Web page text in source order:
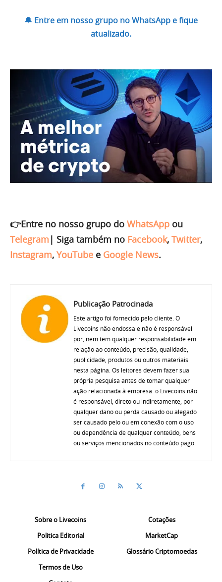
🔔 Entre em nosso grupo no WhatsApp e fique
atualizado.
👉Entre no nosso grupo do WhatsApp ou
Telegram | Siga também no Facebook, Twitter,
Instagram, YouTube e Google News.
Publicação Patrocinada
Este artigo foi fornecido pelo cliente. O
Livecoins não endossa e não é responsável
por, nem tem qualquer responsabilidade em
relação ao conteúdo, precisão, qualidade,
publicidade, produtos ou outros materiais
nesta página. Os leitores devem fazer sua
própria pesquisa antes de tomar qualquer
ação relacionada à empresa. o Livecoins não
é responsável, direto ou indiretamente, por
qualquer dano ou perda causado ou alegado
ser causado pelo ou em conexão com o uso
ou dependência de qualquer conteúdo, bens
ou serviços mencionados no conteúdo pago.
Sobre o Livecoins
Politica Editorial
Política de Privacidade
Termos de Uso
Cotações
MarketCap
Glossário Criptomoedas